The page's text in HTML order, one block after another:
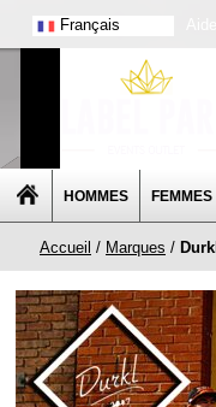
Français
HOMMES FEMMES
Accueil / Marques / Durkl